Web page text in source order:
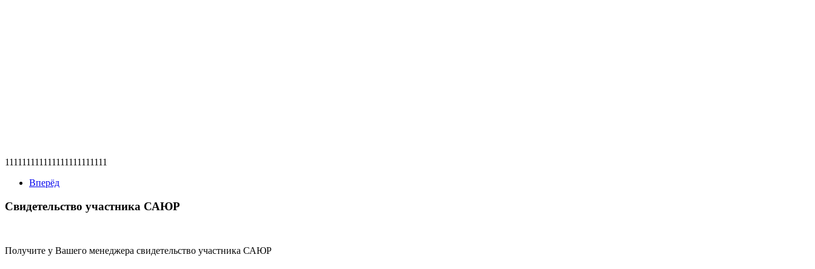
111111111111111111111111
Вперёд
Свидетельство участника САЮР
Получите у Вашего менеджера свидетельство участника САЮР